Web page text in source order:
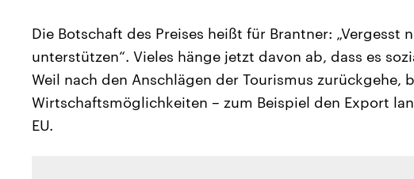
Die Botschaft des Preises heißt für Brantner: „Vergesst
unterstützen“. Vieles hänge jetzt davon ab, dass es
Weil nach den Anschlägen der Tourismus zurückgehe,
Wirtschaftsmöglichkeiten – zum Beispiel den Export
EU.